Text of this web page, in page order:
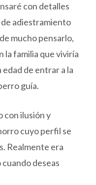
con detalles
adiestramiento
mucho pensarlo,
la familia que viviría
edad de entrar a la
guía.
con ilusión y
cuyo perfil se
Realmente era
deseas